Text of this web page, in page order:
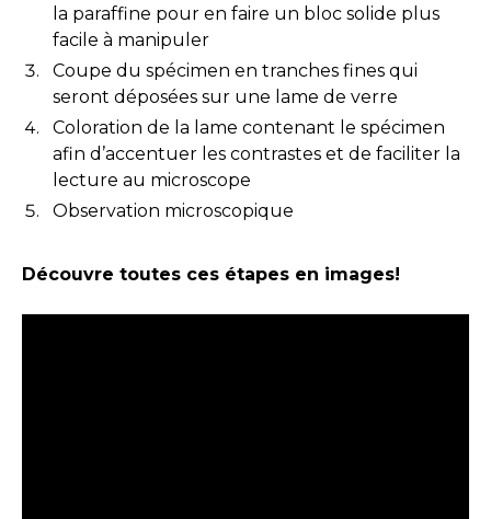
la paraffine pour en faire un bloc solide plus
facile à manipuler
Coupe du spécimen en tranches fines qui
seront déposées sur une lame de verre
Coloration de la lame contenant le spécimen
afin d’accentuer les contrastes et de faciliter la
lecture au microscope
Observation microscopique
Découvre toutes ces étapes en images!